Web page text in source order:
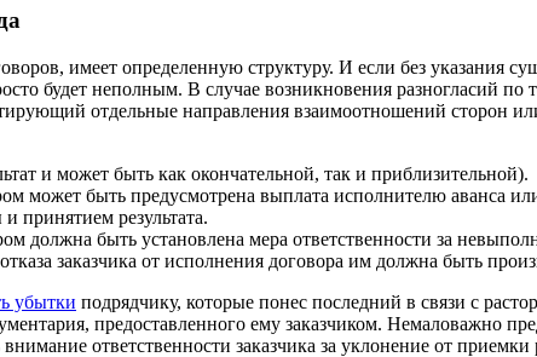
имеет определенную структуру. И если без указания
будет неполным. В случае возникновения разногласий
отдельные направления взаимоотношений сторон
и может быть как окончательной, так и приблизительной).
может быть предусмотрена выплата исполнителю аванса
принятием результата.
должна быть установлена мера ответственности за
заказчика от исполнения договора им должна быть
убытки подрядчику, которые понес последний в связи с
предоставленного ему заказчиком. Немаловажно
ответственности заказчика за уклонение от приемки